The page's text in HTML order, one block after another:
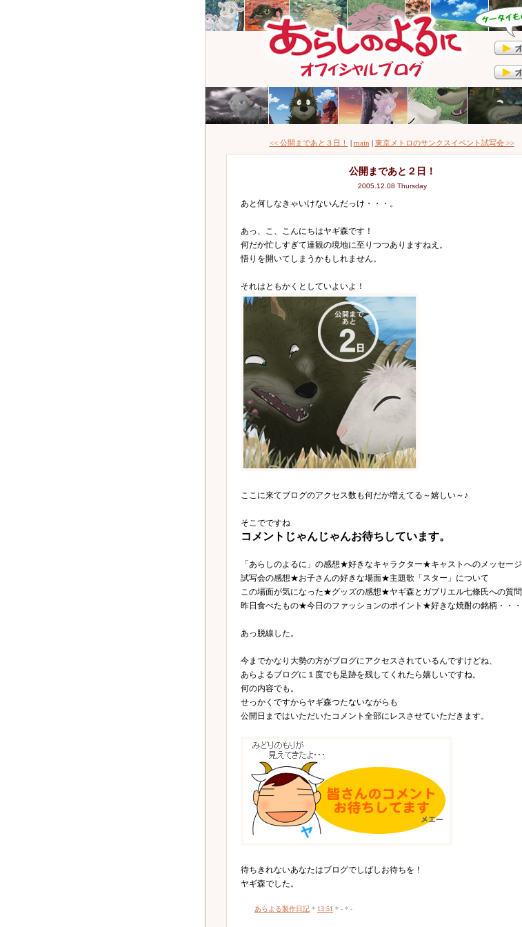
<< 公開まであと３日！ | main | 東京メトロのサンクスイベント試写会 >>
公開まであと２日！
2005.12.08 Thursday
あと何しなきゃいけないんだっけ・・・。
あっ、こ、こんにちはヤギ森です！
何だか忙しすぎて達観の境地に至りつつありますねえ。
悟りを開いてしまうかもしれません。
それはともかくとしていよいよ！
ここに来てブログのアクセス数も何だか増えてる～嬉しい～♪
そこでですね
コメントじゃんじゃんお待ちしています。
「あらしのよるに」の感想★好きなキャラクター★キャストへのメッセージ
試写会の感想★お子さんの好きな場面★主題歌「スター」について
この場面が気になった★グッズの感想★ヤギ森とガブリエル七條氏への質問
昨日食べたもの★今日のファッションのポイント★好きな焼酎の銘柄・・・
あっ脱線した。
今までかなり大勢の方がブログにアクセスされているんですけどね、
あらよるブログに１度でも足跡を残してくれたら嬉しいですね。
何の内容でも。
せっかくですからヤギ森つたないながらも
公開日まではいただいたコメント全部にレスさせていただきます。
待ちきれないあなたはブログでしばしお待ちを！
ヤギ森でした。
あらよる製作日記 * 13:51 * - * -